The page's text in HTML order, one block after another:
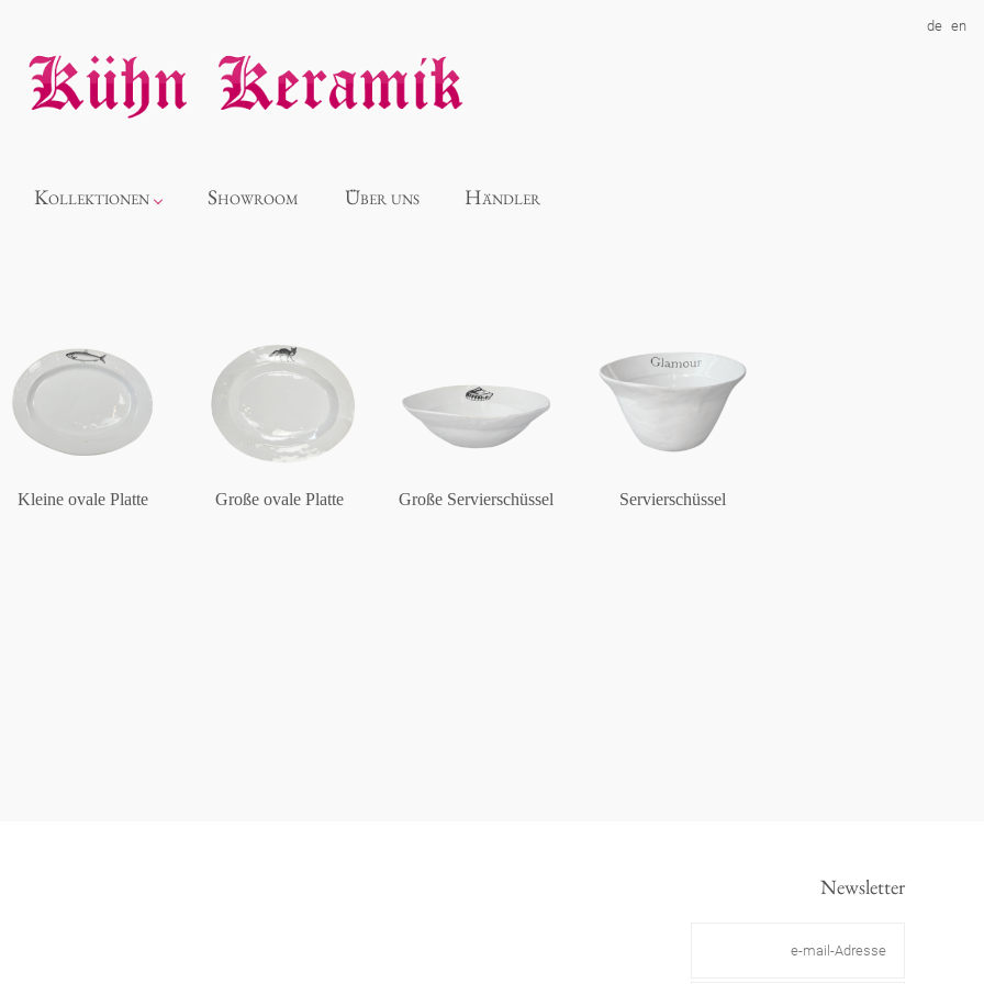
de en
Kollektionen
Alice
Panthéon
Souvenir
Showroom Über uns Händler
Kleine ovale Platte Große ovale Platte Große Servierschüssel Servierschüssel
Newsletter